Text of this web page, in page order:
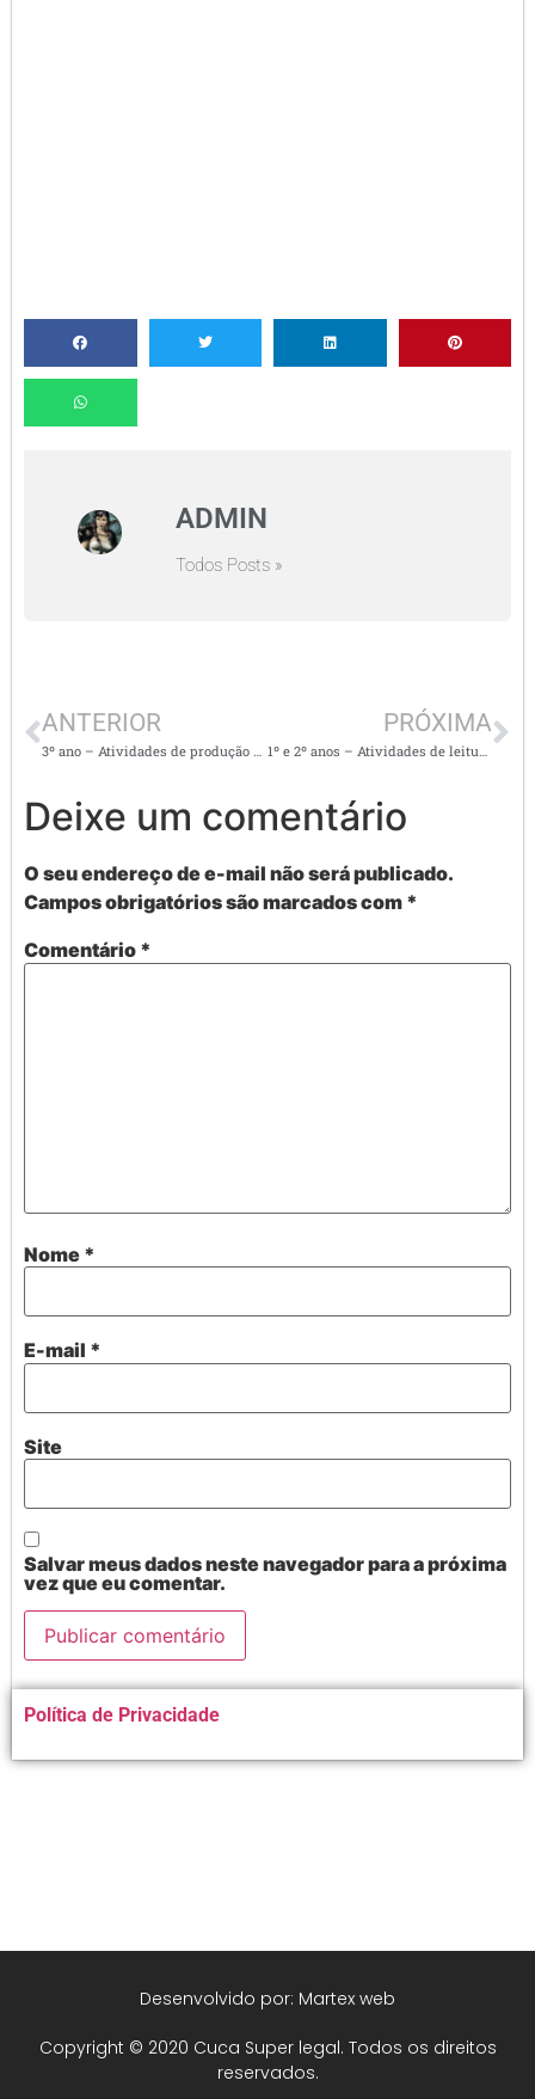
ADMIN
Todos Posts »
ANTERIOR
3º ano – Atividades de produção de texto – com imagens
PRÓXIMA
1º e 2º anos – Atividades de leitura e interpretação de textos
Deixe um comentário
O seu endereço de e-mail não será publicado.
Campos obrigatórios são marcados com *
Comentário *
Nome *
E-mail *
Site
Salvar meus dados neste navegador para a próxima
vez que eu comentar.
Alternative:
Política de Privacidade
Copyright © 2020 Cuca Super legal. Todos os direitos
reservados.
Desenvolvido por: Martex web